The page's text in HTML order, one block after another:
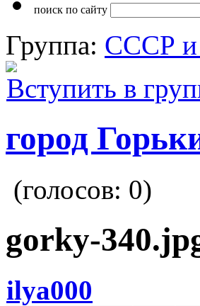
поиск по сайту
Группа: СССР и
Вступить в
город
(голосов: 0)
gorky-
ilya000